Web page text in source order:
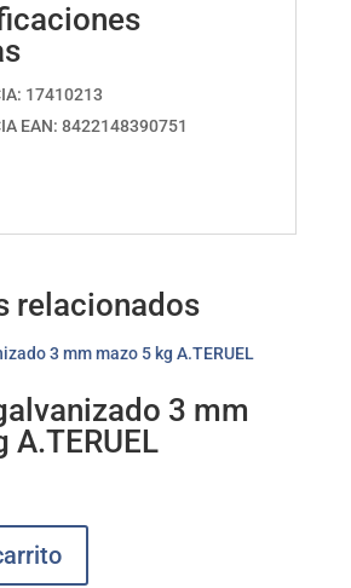
17410213
EAN: 8422148390751
relacionados
3 mm
A.TERUEL